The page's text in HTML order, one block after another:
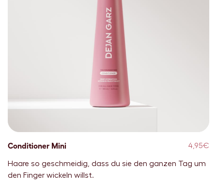
Conditioner Mini 4,95€
Haare so geschmeidig, dass du sie den ganzen Tag um
den Finger wickeln willst.